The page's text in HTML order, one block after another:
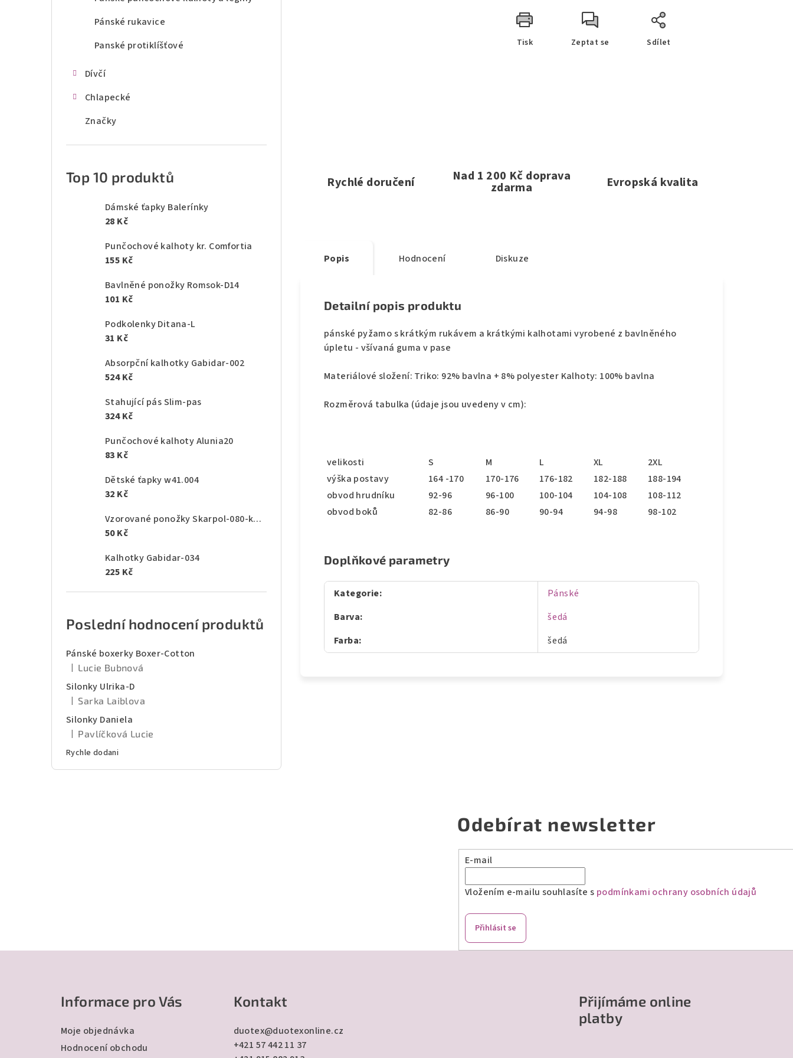
Pánské rukavice
Panské protiklíšťové
Dívčí
Chlapecké
Značky
Top 10 produktů
Dámské ťapky Balerínky
28 Kč
Punčochové kalhoty kr. Comfortia
155 Kč
Bavlněné ponožky Romsok-D14
101 Kč
Podkolenky Ditana-L
31 Kč
Absorpční kalhotky Gabidar-002
524 Kč
Stahující pás Slim-pas
324 Kč
Punčochové kalhoty Alunia20
83 Kč
Dětské ťapky w41.004
32 Kč
Vzorované ponožky Skarpol-080-kaktus
50 Kč
Kalhotky Gabidar-034
225 Kč
Poslední hodnocení produktů
Pánské boxerky Boxer-Cotton
Hodnocení produktu je 5 z 5 hvězdiček.
Lucie Bubnová
Silonky Ulrika-D
Hodnocení produktu je 5 z 5 hvězdiček.
Sarka Laiblova
Silonky Daniela
Hodnocení produktu je 5 z 5 hvězdiček.
Pavlíčková Lucie
Rychle dodani
Tisk Zeptat se Sdílet
Rychlé doručení Nad 1 200 Kč doprava
zdarma Evropská kvalita
Popis Hodnocení Diskuze
Detailní popis produktu
pánské pyžamo s krátkým rukávem a krátkými kalhotami vyrobené z bavlněného
úpletu - všívaná guma v pase
Materiálové složení: Triko: 92% bavlna + 8% polyester Kalhoty: 100% bavlna
Rozměrová tabulka (údaje jsou uvedeny v cm):
velikosti S M L XL
2XL
výška postavy
164 -170 170-176 176-182 182-188
188-194
obvod hrudníku
92-96 96-100 100-104 104-108
108-112
obvod boků
82-86 86-90 90-94 94-98 98-102
Doplňkové parametry
Kategorie:
Pánské
Barva:
šedá
Farba: šedá
Odebírat newsletter
E-mail
Vložením e-mailu souhlasíte s podmínkami ochrany osobních údajů
Přihlásit se
Informace pro Vás
Moje objednávka
Hodnocení obchodu
Kontakt
duotex@duotexonline.cz
+421 57 442 11 37
Přijímáme online
platby